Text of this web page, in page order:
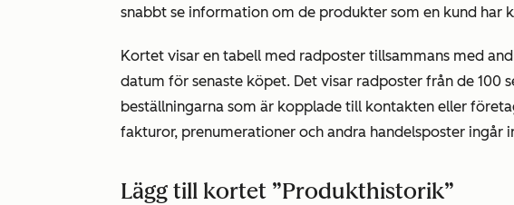
snabbt se information om de produkter som en kund har
Kortet visar en tabell med radposter tillsammans med
datum för senaste köpet. Det visar radposter från de 100
beställningarna som är kopplade till kontakten eller
fakturor, prenumerationer och andra handelsposter ingår
Lägg till kortet ”Produkthistorik”